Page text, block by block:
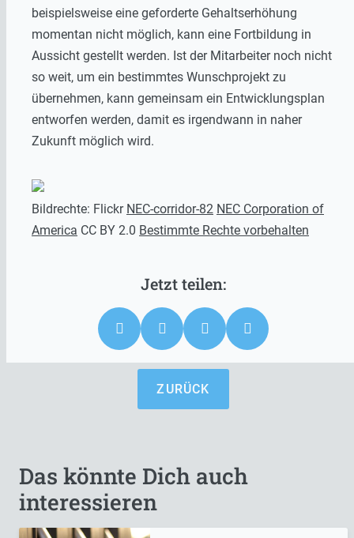
beispielsweise eine geforderte Gehaltserhöhung
momentan nicht möglich, kann eine Fortbildung in
Aussicht gestellt werden. Ist der Mitarbeiter noch nicht
so weit, um ein bestimmtes Wunschprojekt zu
übernehmen, kann gemeinsam ein Entwicklungsplan
entworfen werden, damit es irgendwann in naher
Zukunft möglich wird.
Bildrechte: Flickr NEC-corridor-82 NEC Corporation of
America CC BY 2.0 Bestimmte Rechte vorbehalten
ZURÜCK
Das könnte Dich auch
interessieren